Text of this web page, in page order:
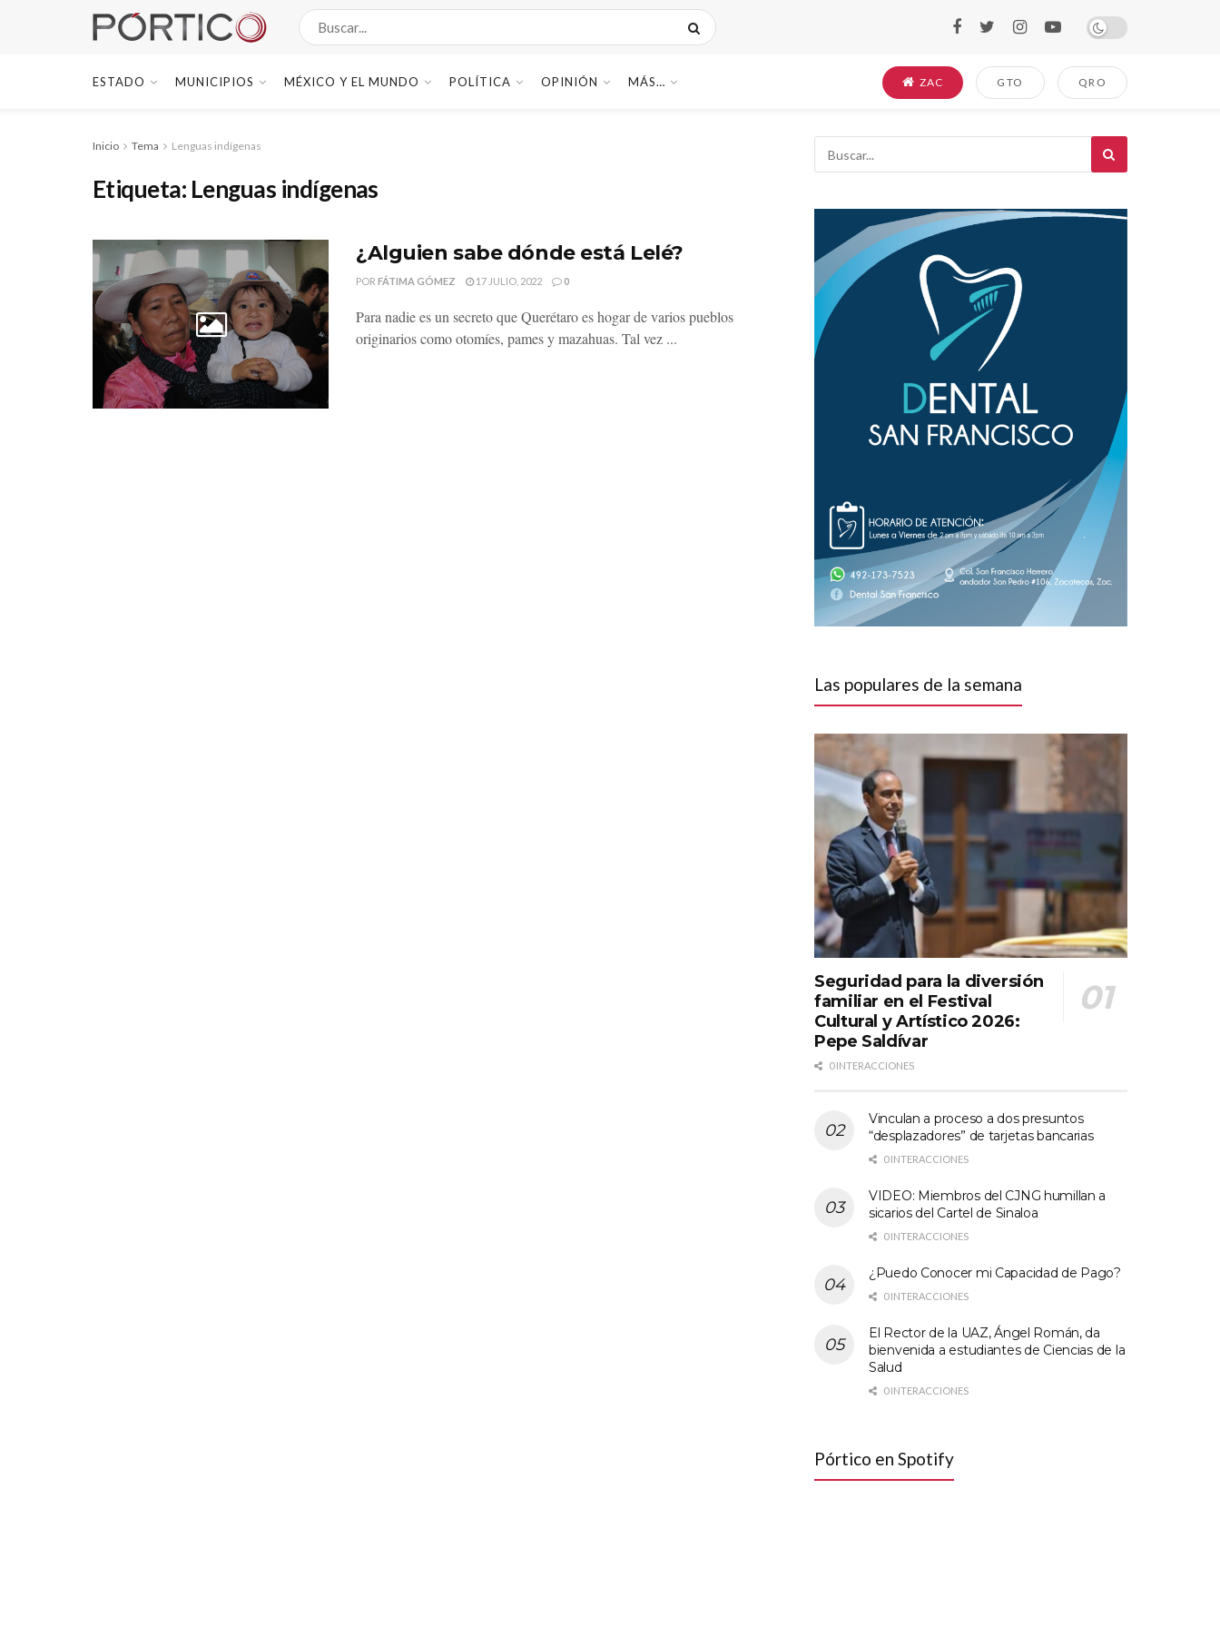
ESTADO MUNICIPIOS MÉXICO Y EL MUNDO POLÍTICA OPINIÓN MÁS… ZAC GTO QRO
Inicio Tema Lenguas indígenas
Etiqueta: Lenguas indígenas
¿Alguien sabe dónde está Lelé?
POR FÁTIMA GÓMEZ 17 JULIO, 2022 0
Para nadie es un secreto que Querétaro es hogar de varios pueblos
originarios como otomíes, pames y mazahuas. Tal vez ...
Las populares de la semana
Seguridad para la diversión
familiar en el Festival
Cultural y Artístico 2026:
Pepe Saldívar
0 INTERACCIONES
Vinculan a proceso a dos presuntos
“desplazadores” de tarjetas bancarias
0 INTERACCIONES
VIDEO: Miembros del CJNG humillan a
sicarios del Cartel de Sinaloa
0 INTERACCIONES
¿Puedo Conocer mi Capacidad de Pago?
0 INTERACCIONES
El Rector de la UAZ, Ángel Román, da
bienvenida a estudiantes de Ciencias de la
Salud
0 INTERACCIONES
Pórtico en Spotify